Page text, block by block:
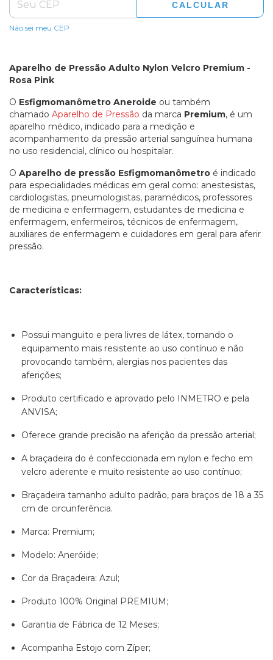
CALCULAR
Não sei meu CEP
Aparelho de Pressão Adulto Nylon Velcro Premium -
Rosa Pink
O Esfigmomanômetro Aneroide ou também
chamado Aparelho de Pressão da marca Premium, é um
aparelho médico, indicado para a medição e
acompanhamento da pressão arterial sanguínea humana
no uso residencial, clínico ou hospitalar.
O Aparelho de pressão Esfigmomanômetro é indicado
para especialidades médicas em geral como: anestesistas,
cardiologistas, pneumologistas, paramédicos, professores
de medicina e enfermagem, estudantes de medicina e
enfermagem, enfermeiros, técnicos de enfermagem,
auxiliares de enfermagem e cuidadores em geral para aferir
pressão.
Características:
Possui manguito e pera livres de látex, tornando o
equipamento mais resistente ao uso contínuo e não
provocando também, alergias nos pacientes das
aferições;
Produto certificado e aprovado pelo INMETRO e pela
ANVISA;
Oferece grande precisão na aferição da pressão arterial;
A braçadeira do é confeccionada em nylon e fecho em
velcro aderente e muito resistente ao uso contínuo;
Braçadeira tamanho adulto padrão, para braços de 18 a 35
cm de circunferência.
Marca: Premium;
Modelo: Aneróide;
Cor da Braçadeira: Azul;
Produto 100% Original PREMIUM;
Garantia de Fábrica de 12 Meses;
Acompanha Estojo com Zíper;